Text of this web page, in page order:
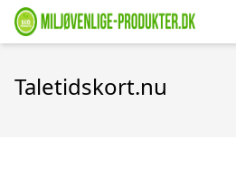
Taletidskort.nu